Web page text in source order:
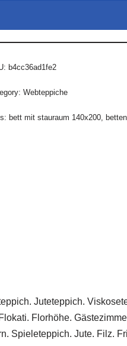
b4cc36ad1fe2
Webteppiche
bett mit stauraum 140x200,
Juteteppich.
Florhöhe.
Spieleteppich. Jute. Filz.